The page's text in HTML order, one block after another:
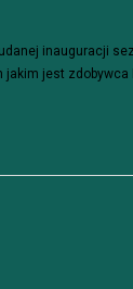
inauguracji
jakim jest